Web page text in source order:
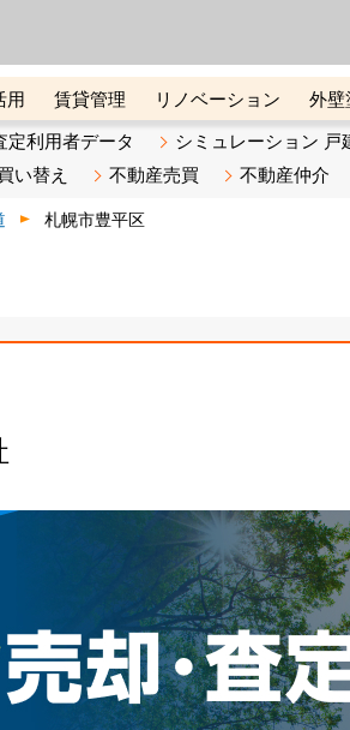
用 賃貸管理 リノベーション 外壁
ビンマガジンBiz 不動産売却ご相談デ
定利用者データ
シミュレーション 戸
い替え 不動産売買 不動産仲介
札幌市豊平区